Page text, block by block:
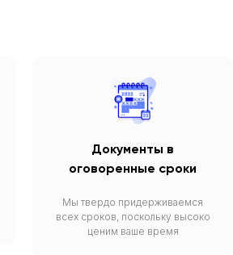
Документы в
оговоренные сроки
Мы твердо придерживаемся
всех сроков, поскольку высоко
ценим ваше время